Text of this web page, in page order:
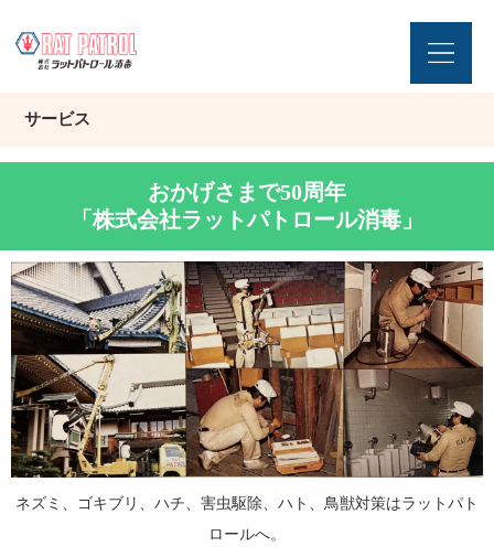
サービス
おかげさまで50周年
「株式会社ラットパトロール消毒」
ネズミ、ゴキブリ、ハチ、害虫駆除、ハト、鳥獣対策はラットパト
ロールへ。